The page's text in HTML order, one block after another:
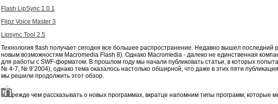
Flash LipSync 1.0.1
Flipz Voice Master 3
Lipsync Tool 2.5
Технология flash получает сегодня все большее распространение. Недавно вышел
новым возможностям Macromedia Flash 8). Однако Macromedia - далеко не единственная
для работы с SWF-форматом. В прошлом году мы начали публиковать статьи, в которых
№ 4-7, № 9’2004), однако тема оказалось настолько обширной, что даже в этих пяти
мы решили продолжить этот обзор.
режде чем рассказывать о новых программах, вкратце напомним типы программ, которые